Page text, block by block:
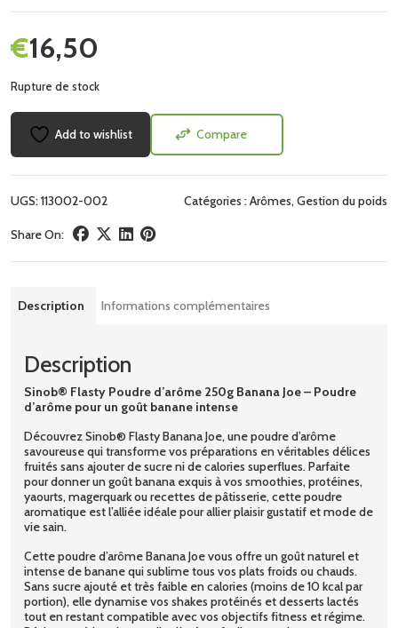
16,50
€
Rupture de stock
Add to wishlist Compare
UGS:113002-002 Catégories :Arômes, Gestion du poids
Share On:
Description Informations complémentaires
Description
Sinob® Flasty Poudre d’arôme 250g Banana Joe – Poudre
d’arôme pour un goût banane intense
Découvrez Sinob® Flasty Banana Joe, une poudre d’arôme
savoureuse qui transforme vos préparations en véritables délices
fruités sans ajouter de sucre ni de calories superflues. Parfaite
pour donner un goût banana exquis à vos smoothies, protéines,
yaourts, magerquark ou recettes de pâtisserie, cette poudre
aromatique est l’alliée idéale pour allier plaisir gustatif et mode de
vie sain.
Cette poudre d’arôme Banana Joe vous offre un goût naturel et
intense de banane qui sublime tous vos plats froids ou chauds.
Sans sucre ajouté et très faible en calories (moins de 10 kcal par
portion), elle dynamise vos shakes protéinés et desserts lactés
tout en restant compatible avec vos objectifs fitness et régime.